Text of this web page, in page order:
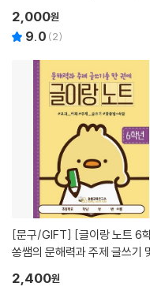
쌤교육연구소
2,000원
9.0 (2)
[문구/GIFT]
쏭쌤의 문해력과 주제 글쓰기
쌤교육연구소
2,400원